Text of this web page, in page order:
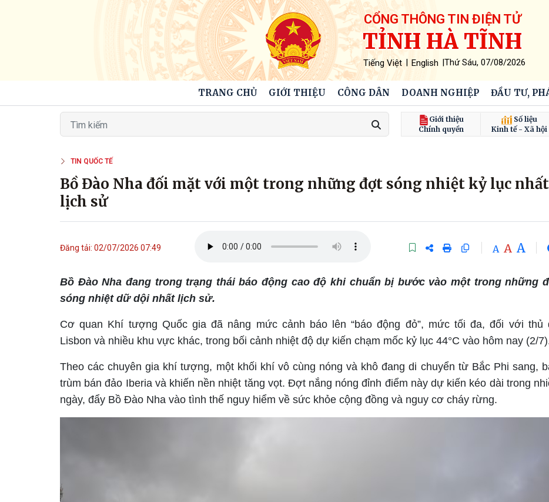
CỔNG THÔNG TIN ĐIỆN TỬ
TỈNH HÀ TĨNH
Tiếng Việt | English |Thứ Sáu, 07/08/2026
TRANG CHỦ GIỚI THIỆU CÔNG DÂN DOANH NGHIỆP ĐẦU TƯ,
Giới thiệu
Chính quyền
Số liệu
Kinh tế - Xã hội
TIN QUỐC TẾ
Bồ Đào Nha đối mặt với một trong những đợt sóng nhiệt kỷ lục nhất
lịch sử
Đăng tải: 02/07/2026 07:49 A A A
Bồ Đào Nha đang trong trạng thái báo động cao độ khi chuẩn bị bước vào một trong những
sóng nhiệt dữ dội nhất lịch sử.
Cơ quan Khí tượng Quốc gia đã nâng mức cảnh báo lên “báo động đỏ”, mức tối đa, đối với thủ
Lisbon và nhiều khu vực khác, trong bối cảnh nhiệt độ dự kiến chạm mốc kỷ lục 44°C vào hôm nay (2/
Theo các chuyên gia khí tượng, một khối khí vô cùng nóng và khô đang di chuyển từ Bắc Phi sang,
trùm bán đảo Iberia và khiến nền nhiệt tăng vọt. Đợt nắng nóng đỉnh điểm này dự kiến kéo dài trong
ngày, đẩy Bồ Đào Nha vào tình thế nguy hiểm về sức khỏe cộng đồng và nguy cơ cháy rừng.